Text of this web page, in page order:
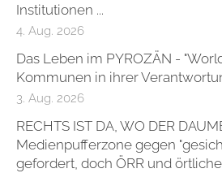
Institutionen ...
4. Aug. 2026
Das Leben im PYROZÄN -
Kommunen in ihrer
3. Aug. 2026
RECHTS IST DA, WO DER
Medienpufferzone gegen
gefordert, doch ÖRR und